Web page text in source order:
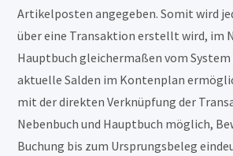
Artikelposten angegeben. Somit wird
über eine Transaktion erstellt wird, im
Hauptbuch gleichermaßen vom
aktuelle Salden im Kontenplan
mit der direkten Verknüpfung der
Nebenbuch und Hauptbuch möglich,
Buchung bis zum Ursprungsbeleg